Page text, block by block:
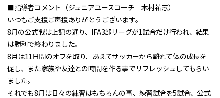
■指導者コメント（ジュニアユースコーチ 木村祐志）
いつもご支援ご声援ありがとうございます。
8月の公式戦は上記の通り、IFA3部リーグが1試合だけ行われ、結果
は勝利で終わりました。
8月は11日間のオフを取り、あえてサッカーから離れて体の成長を
促し、また家族や友達との時間を作る事でリフレッシュしてもらい
ました。
それでも8月は日々の練習はもちろんの事、練習試合を5試合、公式